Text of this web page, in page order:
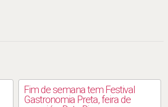
Fim de semana tem Festival
Gastronomia Preta, feira de